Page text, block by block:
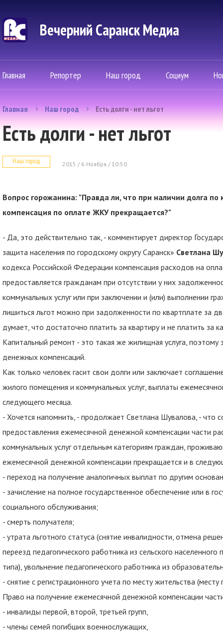
Вечерний Саранск Mедиа
Главная Репортер Наш город Социум
Главная Наш город Есть долги - нет льгот
Есть долги - нет льгот
Наш город 2015 / 6 Ноября / 10:50
Вопрос горожанина: "Правда ли, что при наличии долга
компенсация по оплате ЖКУ прекращается?"
- Да, это действительно так, - комментирует директор
защита населения по городскому округу Саранск» Светлана
кодекса Российской Федерации компенсация расходов на
предоставляется гражданам при отсутствии у них
коммунальных услуг или при заключении и (или) выполнении
лишиться льгот можно при задолженности по квартплате за
думает, что достаточно платить за квартиру и не платить за
Капитальный ремонт - это такая же жилищная услуга,
денежных компенсаций.
Как только человек гасит свои долги или заключает
жилого помещения и коммунальных услуг, выплаты
следующего месяца.
- Хочется напомнить, - продолжает Светлана Шувалова, - что
предоставления ежемесячной денежной компенсации части
коммунальных услуг отдельным категориям граждан,
ежемесячной денежной компенсации прекращается и в
- переход на получение аналогичных выплат по другим
- зачисление на полное государственное обеспечение или в
социального обслуживания;
- смерть получателя;
- утрата льготного статуса (снятие инвалидности, отмена
переезд педагогического работника из сельского
типа), увольнение педагогического работника из
- снятие с регистрационного учета по месту жительства (месту
Право на получение ежемесячной денежной компенсации
- инвалиды первой, второй, третьей групп,
- члены семей погибших военнослужащих,